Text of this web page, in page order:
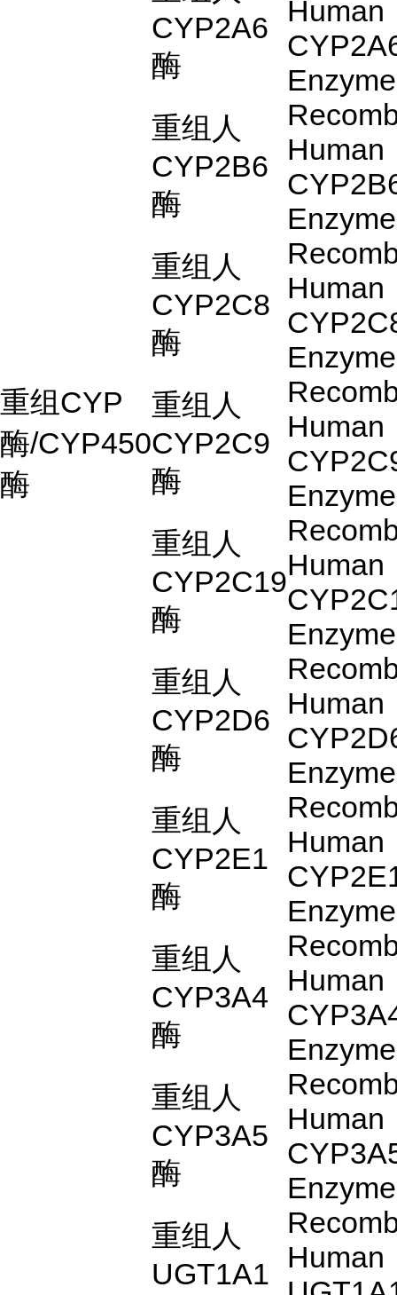
重组CYP
酶/CYP450
酶
CYP2A6
酶
Human
Enzyme
重组人
CYP2B6
酶
Human
Enzyme
重组人
CYP2C8
酶
Human
Enzyme
重组人
CYP2C9
酶
Human
Enzyme
重组人
CYP2C19
酶
Human
Enzyme
重组人
CYP2D6
酶
Human
Enzyme
重组人
CYP2E1
酶
Human
Enzyme
重组人
CYP3A4
酶
Human
Enzyme
重组人
CYP3A5
酶
Human
Enzyme
重组人
UGT1A1
Human